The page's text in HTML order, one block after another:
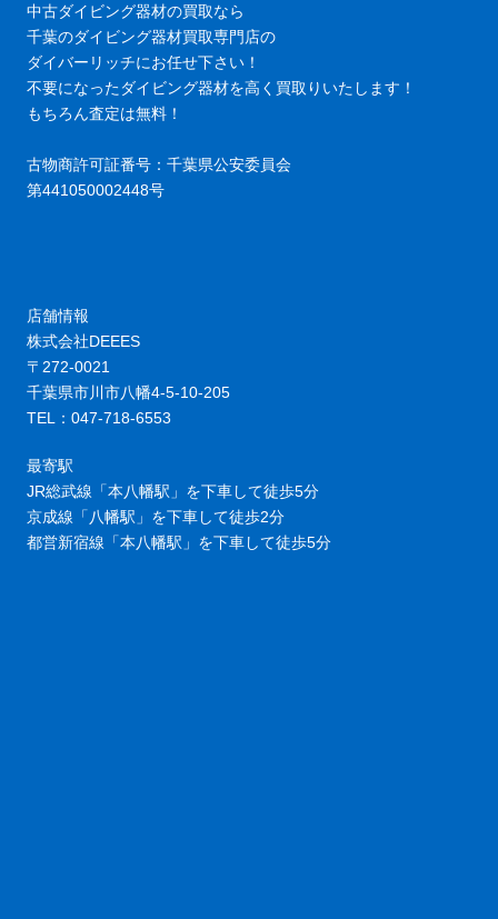
中古ダイビング器材の買取なら
千葉のダイビング器材買取専門店の
ダイバーリッチにお任せ下さい！
不要になったダイビング器材を高く買取りいたします！
もちろん査定は無料！
古物商許可証番号：千葉県公安委員会
第441050002448号
店舗情報
株式会社DEEES
〒272-0021
千葉県市川市八幡4-5-10-205
TEL：047-718-6553
最寄駅
JR総武線「本八幡駅」を下車して徒歩5分
京成線「八幡駅」を下車して徒歩2分
都営新宿線「本八幡駅」を下車して徒歩5分